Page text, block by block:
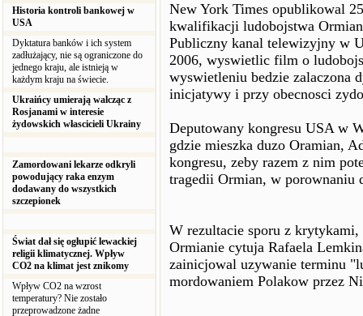
Historia kontroli bankowej w
USA
Dyktatura banków i ich system
zadłużający, nie są ograniczone do
jednego kraju, ale istnieją w
każdym kraju na świecie.
Ukraińcy umierają walcząc z
Rosjanami w interesie
żydowskich włascicieli Ukrainy
Zamordowani lekarze odkryli
powodujący raka enzym
dodawany do wszystkich
szczepionek
Świat dał się ogłupić lewackiej
religii klimatycznej. Wpływ
CO2 na klimat jest znikomy
Wpływ CO2 na wzrost
temperatury? Nie zostało
przeprowadzone żadne
New York Times opublikowal
kwalifikacji ludobojstwa
Publiczny kanal telewizyjny w
2006, wyswietlic film o
wyswietleniu bedzie zalaczona
inicjatywy i przy obecnosci
Deputowany kongresu USA w
gdzie mieszka duzo Oramian,
kongresu, zeby razem z nim
tragedii Ormian, w porownaniu
W rezultacie sporu z
Ormianie cytuja Rafaela
zainicjowal uzywanie terminu
mordowaniem Polakow przez